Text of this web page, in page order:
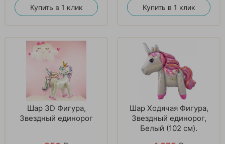
Купить в 1 клик Купить в 1 клик
Шар 3D Фигура,
Звездный единорог
Шар Ходячая Фигура,
Звездный единорог,
Белый (102 см).